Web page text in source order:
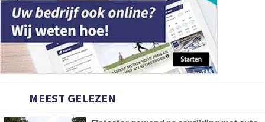
MEEST GELEZEN